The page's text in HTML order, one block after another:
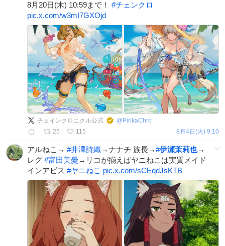
8月20日(木) 10:59まで！ #チェンクロ
pic.x.com/w3mI7GXOjd
チェインクロニクル公式 @ PirikaChro
25
115 8月4日(火) 9:10
アルねこ→ #井澤詩織→ナナチ 族長→#伊瀬茉莉也→
レグ #富田美憂→リコが揃えばヤニねこは実質メイド
インアビス #ヤニねこ pic.x.com/sCEqdJsKTB